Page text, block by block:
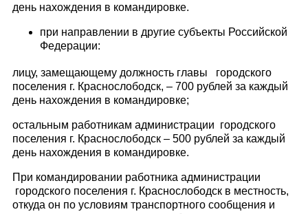
день нахождения в командировке.
при направлении в другие субъекты Российской
Федерации:
лицу, замещающему должность главы городского
поселения г. Краснослободск, – 700 рублей за каждый
день нахождения в командировке;
остальным работникам администрации городского
поселения г. Краснослободск – 500 рублей за каждый
день нахождения в командировке.
При командировании работника администрации
городского поселения г. Краснослободск в местность,
откуда он по условиям транспортного сообщения и